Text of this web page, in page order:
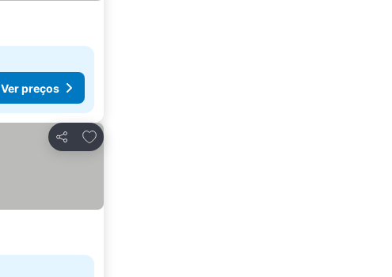
Ver preços
Partilhar
Adicionar aos favoritos